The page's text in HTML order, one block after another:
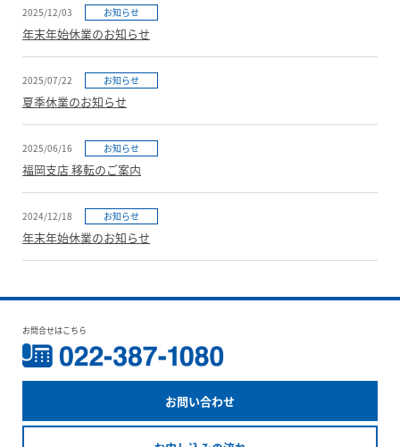
2025/12/03 お知らせ
年末年始休業のお知らせ
2025/07/22 お知らせ
夏季休業のお知らせ
2025/06/16 お知らせ
福岡支店 移転のご案内
2024/12/18 お知らせ
年末年始休業のお知らせ
お問合せはこちら
お問い合わせ